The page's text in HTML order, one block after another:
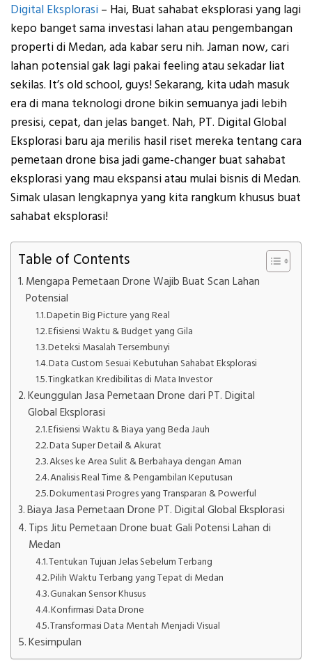
Digital Eksplorasi – Hai, Buat sahabat eksplorasi yang lagi
kepo banget sama investasi lahan atau pengembangan
properti di Medan, ada kabar seru nih. Jaman now, cari
lahan potensial gak lagi pakai feeling atau sekadar liat
sekilas. It’s old school, guys! Sekarang, kita udah masuk
era di mana teknologi drone bikin semuanya jadi lebih
presisi, cepat, dan jelas banget. Nah, PT. Digital Global
Eksplorasi baru aja merilis hasil riset mereka tentang cara
pemetaan drone bisa jadi game-changer buat sahabat
eksplorasi yang mau ekspansi atau mulai bisnis di Medan.
Simak ulasan lengkapnya yang kita rangkum khusus buat
sahabat eksplorasi!
Table of Contents
Mengapa Pemetaan Drone Wajib Buat Scan Lahan
Potensial
Dapetin Big Picture yang Real
Efisiensi Waktu & Budget yang Gila
Deteksi Masalah Tersembunyi
Data Custom Sesuai Kebutuhan Sahabat Eksplorasi
Tingkatkan Kredibilitas di Mata Investor
Keunggulan Jasa Pemetaan Drone dari PT. Digital
Global Eksplorasi
Efisiensi Waktu & Biaya yang Beda Jauh
Data Super Detail & Akurat
Akses ke Area Sulit & Berbahaya dengan Aman
Analisis Real Time & Pengambilan Keputusan
Dokumentasi Progres yang Transparan & Powerful
Biaya Jasa Pemetaan Drone PT. Digital Global Eksplorasi
Tips Jitu Pemetaan Drone buat Gali Potensi Lahan di
Medan
Tentukan Tujuan Jelas Sebelum Terbang
Pilih Waktu Terbang yang Tepat di Medan
Gunakan Sensor Khusus
Konfirmasi Data Drone
Transformasi Data Mentah Menjadi Visual
Kesimpulan